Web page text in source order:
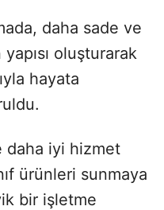
daha sade ve
oluşturarak
hayata
daha iyi hizmet
ürünleri sunmaya
bir işletme